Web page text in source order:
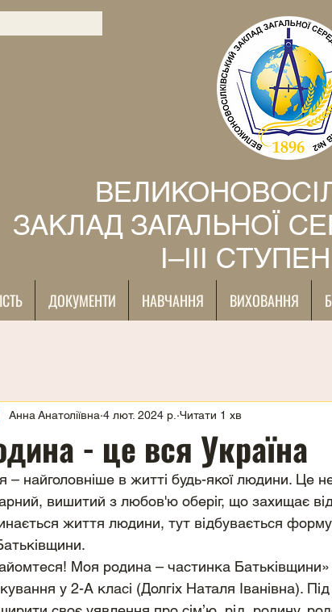
ЗАКЛАД ЗАГАЛЬНОЇ
І–ІІІ
ДОКУМЕНТИ НАВЧАННЯ ВИХОВАННЯ
- це вся Україна
Анна Анатоліївна 4 лют. 2024 р. Читати 1 хв
– найголовніше в житті будь-якої людини. Це
вишитий з любов'ю оберіг, що захищає
життя людини, тут відбувається
Моя родина – частинка Батьківщини»
у 2-А класі (Долгіх Наталя Іванівна).